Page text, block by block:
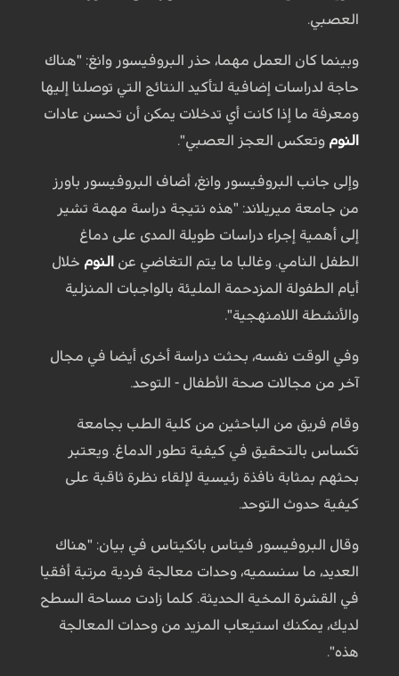
العصبي.
وبينما كان العمل مهما، حذر البروفيسور وانغ: "هناك
حاجة لدراسات إضافية لتأكيد النتائج التي توصلنا إليها
ومعرفة ما إذا كانت أي تدخلات يمكن أن تحسن عادات
النوم وتعكس العجز العصبي".
وإلى جانب البروفيسور وانغ، أضاف البروفيسور باورز
من جامعة ميريلاند: "هذه نتيجة دراسة مهمة تشير
إلى أهمية إجراء دراسات طويلة المدى على دماغ
الطفل النامي. وغالبا ما يتم التغاضي عن النوم خلال
أيام الطفولة المزدحمة المليئة بالواجبات المنزلية
والأنشطة اللامنهجية".
وفي الوقت نفسه، بحثت دراسة أخرى أيضا في مجال
آخر من مجالات صحة الأطفال - التوحد.
وقام فريق من الباحثين من كلية الطب بجامعة
تكساس بالتحقيق في كيفية تطور الدماغ. ويعتبر
بحثهم بمثابة نافذة رئيسية لإلقاء نظرة ثاقبة على
كيفية حدوث التوحد.
وقال البروفيسور فيتاس بانكيتاس في بيان: "هناك
العديد، ما سنسميه، وحدات معالجة فردية مرتبة أفقيا
في القشرة المخية الحديثة. كلما زادت مساحة السطح
لديك، يمكنك استيعاب المزيد من وحدات المعالجة
هذه".